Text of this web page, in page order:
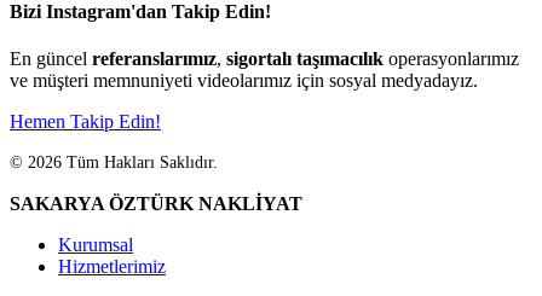
Bizi Instagram'dan Takip Edin!
En güncel referanslarımız, sigortalı taşımacılık operasyonlarımız
ve müşteri memnuniyeti videolarımız için sosyal medyadayız.
Hemen Takip Edin!
© 2026 Tüm Hakları Saklıdır.
SAKARYA ÖZTÜRK NAKLİYAT
Kurumsal
Hizmetlerimiz